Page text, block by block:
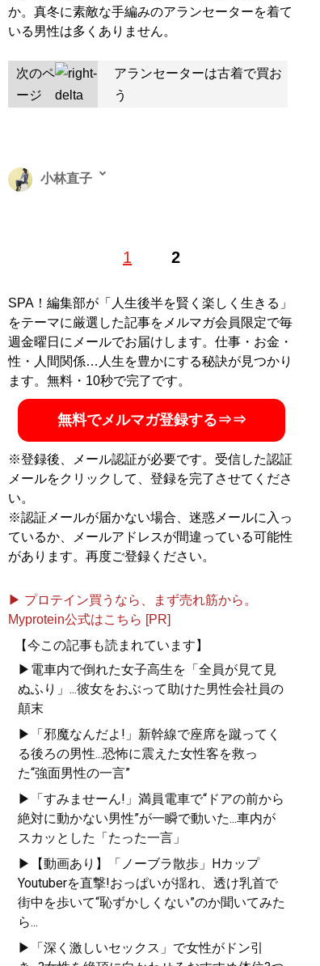
か。真冬に素敵な手編みのアランセーターを着て
いる男性は多くありません。
次のペ
ージ
アランセーターは古着で買お
う
1 2
小林直子
ー、大手アパレルの企画室を経て独立。現在、ファッシ
なかったおしゃれのルール』などで活躍中。新刊『 わた
し史上最高のおしゃれになる！
』は発売即重版に。新刊
『 お金をかけずにシックなおしゃれ 21世紀のチープシ
ック
』が発売中
記事一覧へ
SPA！編集部が「人生後半を賢く楽しく生きる」
をテーマに厳選した記事をメルマガ会員限定で毎
週金曜日にメールでお届けします。仕事・お金・
性・人間関係…人生を豊かにする秘訣が見つかり
ます。無料・10秒で完了です。
無料でメルマガ登録する⇒⇒
※登録後、メール認証が必要です。受信した認証
メールをクリックして、登録を完了させてくださ
い。
※認証メールが届かない場合、迷惑メールに入っ
ているか、メールアドレスが間違っている可能性
があります。再度ご登録ください。
▶ プロテイン買うなら、まず売れ筋から。
Myprotein公式はこちら [PR]
【今この記事も読まれています】
▶電車内で倒れた女子高生を「全員が見て見
ぬふり」...彼女をおぶって助けた男性会社員の
顛末
▶「邪魔なんだよ!」新幹線で座席を蹴ってく
る後ろの男性...恐怖に震えた女性客を救っ
た“強面男性の一言”
▶「すみませーん!」満員電車で“ドアの前から
絶対に動かない男性”が一瞬で動いた...車内が
スカッとした「たった一言」
▶【動画あり】「ノーブラ散歩」Hカップ
Youtuberを直撃!おっぱいが揺れ、透け乳首で
街中を歩いて“恥ずかしくない”のか聞いてみた
ら...
▶「深く激しいセックス」で女性がドン引